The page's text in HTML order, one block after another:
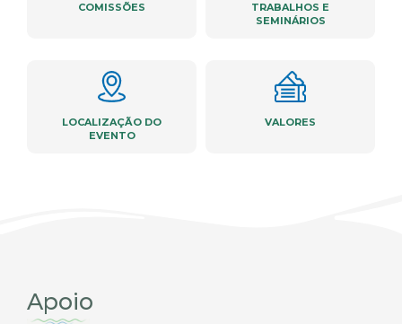
COMISSÕES
TRABALHOS E
SEMINÁRIOS
LOCALIZAÇÃO DO
EVENTO
VALORES
Apoio